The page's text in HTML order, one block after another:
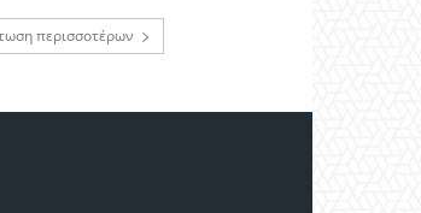
περισσοτέρων